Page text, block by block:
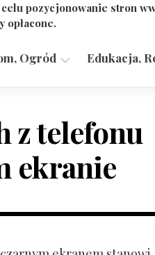
pozycjonowanie stron
opłacone.
Ogród Edukacja,
z telefonu
ekranie